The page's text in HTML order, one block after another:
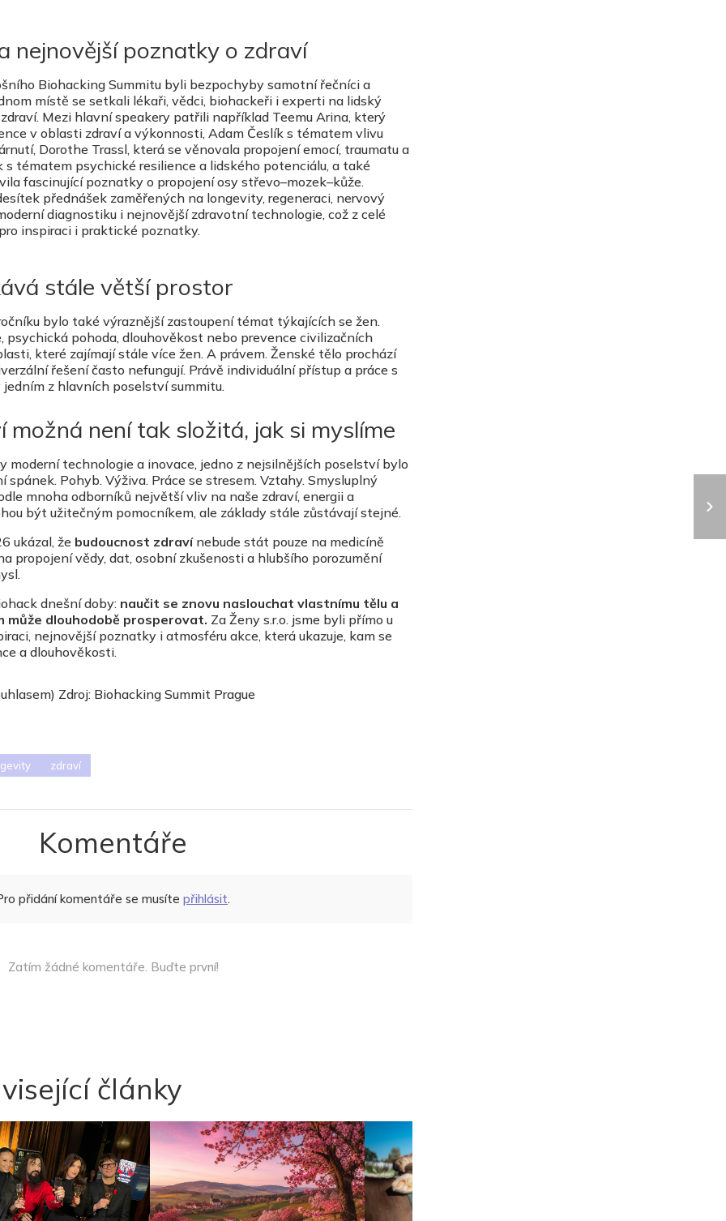
nejnovější poznatky o zdraví
Biohacking Summitu byli bezpochyby samotní řečníci a
místě se setkali lékaři, vědci, biohackeři i experti na lidský
Mezi hlavní speakery patřili například Teemu Arina, který
v oblasti zdraví a výkonnosti, Adam Česlík s tématem vlivu
Dorothe Trassl, která se věnovala propojení emocí, traumatu a
s tématem psychické resilience a lidského potenciálu, a také
fascinující poznatky o propojení osy střevo–mozek–kůže.
přednášek zaměřených na longevity, regeneraci, nervový
diagnostiku i nejnovější zdravotní technologie, což z celé
inspiraci i praktické poznatky.
stále větší prostor
bylo také výraznější zastoupení témat týkajících se žen.
psychická pohoda, dlouhověkost nebo prevence civilizačních
které zajímají stále více žen. A právem. Ženské tělo prochází
řešení často nefungují. Právě individuální přístup a práce s
z hlavních poselství summitu.
možná není tak složitá, jak si myslíme
moderní technologie a inovace, jedno z nejsilnějších poselství bylo
Pohyb. Výživa. Práce se stresem. Vztahy. Smysluplný
mnoha odborníků největší vliv na naše zdraví, energii a
být užitečným pomocníkem, ale základy stále zůstávají stejné.
ukázal, že budoucnost zdravínebude stát pouze na medicíně
propojení vědy, dat, osobní zkušenosti a hlubšího porozumění
dnešní doby: naučit se znovu naslouchat vlastnímu tělu a
dlouhodobě prosperovat. Za Ženy s.r.o. jsme byli přímo u
nejnovější poznatky i atmosféru akce, která ukazuje, kam se
a dlouhověkosti.
Zdroj: Biohacking Summit Prague
zdraví
Komentáře
přidání komentáře se musíte přihlásit.
Zatím žádné komentáře. Buďte první!
články